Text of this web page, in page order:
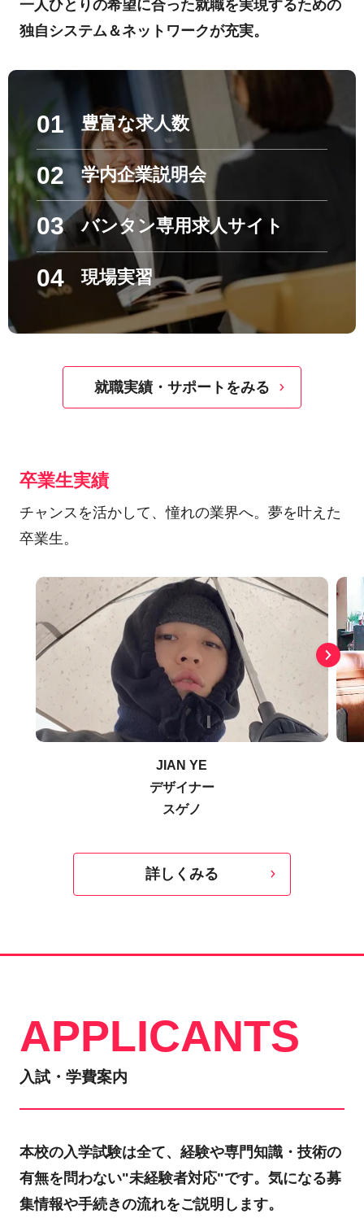
一人ひとりの希望に合った就職を実現するための
独自システム＆ネットワークが充実。
01 豊富な求人数
02 学内企業説明会
03 バンタン専用求人サイト
04 現場実習
就職実績・サポートをみる
卒業生実績
チャンスを活かして、憧れの業界へ。夢を叶えた
卒業生。
JIAN YE
デザイナー
スゲノ
詳しくみる
APPLICANTS
入試・学費案内
本校の入学試験は全て、経験や専門知識・技術の
有無を問わない"未経験者対応"です。気になる募
集情報や手続きの流れをご説明します。